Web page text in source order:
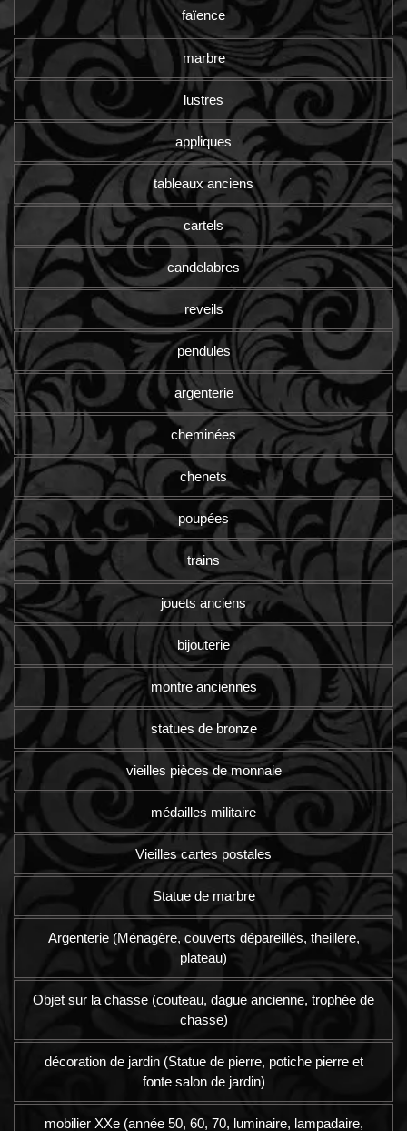
faïence
marbre
lustres
appliques
tableaux anciens
cartels
candelabres
reveils
pendules
argenterie
cheminées
chenets
poupées
trains
jouets anciens
bijouterie
montre anciennes
statues de bronze
vieilles pièces de monnaie
médailles militaire
Vieilles cartes postales
Statue de marbre
Argenterie (Ménagère, couverts dépareillés, theillere,
plateau)
Objet sur la chasse (couteau, dague ancienne, trophée de
chasse)
décoration de jardin (Statue de pierre, potiche pierre et
fonte salon de jardin)
mobilier XXe (année 50, 60, 70, luminaire, lampadaire,